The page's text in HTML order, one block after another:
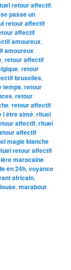
retour affectif,
passe un
retour affectif
affectif
amoureux,
amoureux
,retour affectif
,retour
bruxelles,
temps,retour
,retour
,retour affectif
l être aimé,rituel
affectif,rituel
affectif
magie blanche
retour affectif
marocaine
en 24h,voyance
africain,
,marabout